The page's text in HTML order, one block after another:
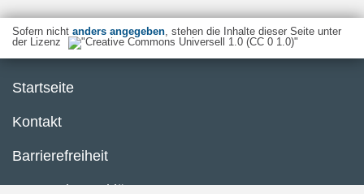
Sofern nicht anders angegeben, stehen die Inhalte dieser Seite unter
der Lizenz
Startseite
Kontakt
Barrierefreiheit
Datenschutzerklärung